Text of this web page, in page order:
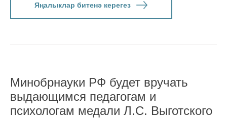
Яңалыклар битенә керегез
Минобрнауки РФ будет вручать
выдающимся педагогам и
психологам медали Л.С. Выготского